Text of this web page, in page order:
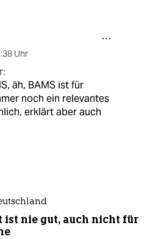
Uhr
äh, BAMS ist für
noch ein relevantes
erklärt aber auch
ist nie gut, auch nicht für